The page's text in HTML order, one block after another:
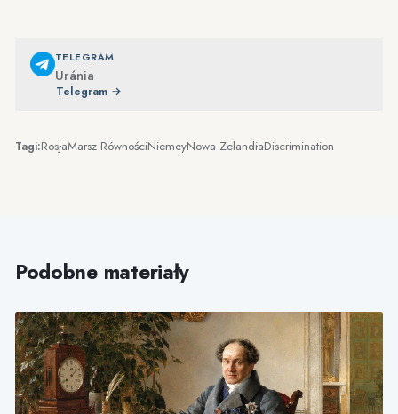
TELEGRAM
Uránia
Telegram →
Tagi:RosjaMarsz RównościNiemcyNowa ZelandiaDiscrimination
Podobne materiały